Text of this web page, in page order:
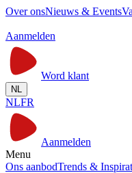
Over onsNieuws & Events
Aanmelden
Word klant
NL
NLFR
Aanmelden
Menu
Ons aanbodTrends &